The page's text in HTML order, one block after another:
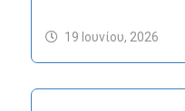
19 Ιουνίου, 2026